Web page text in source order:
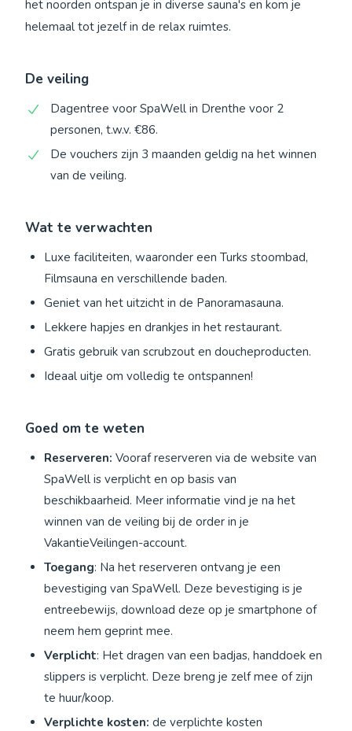
het noorden ontspan je in diverse sauna's en kom je
helemaal tot jezelf in de relax ruimtes.
De veiling
Dagentree voor SpaWell in Drenthe voor 2
personen, t.w.v. €86.
De vouchers zijn 3 maanden geldig na het winnen
van de veiling.
Wat te verwachten
Luxe faciliteiten, waaronder een Turks stoombad,
Filmsauna en verschillende baden.
Geniet van het uitzicht in de Panoramasauna.
Lekkere hapjes en drankjes in het restaurant.
Gratis gebruik van scrubzout en doucheproducten.
Ideaal uitje om volledig te ontspannen!
Goed om te weten
Reserveren: Vooraf reserveren via de website van
SpaWell is verplicht en op basis van
beschikbaarheid. Meer informatie vind je na het
winnen van de veiling bij de order in je
VakantieVeilingen-account.
Toegang: Na het reserveren ontvang je een
bevestiging van SpaWell. Deze bevestiging is je
entreebewijs, download deze op je smartphone of
neem hem geprint mee.
Verplicht: Het dragen van een badjas, handdoek en
slippers is verplicht. Deze breng je zelf mee of zijn
te huur/koop.
Verplichte kosten: de verplichte kosten